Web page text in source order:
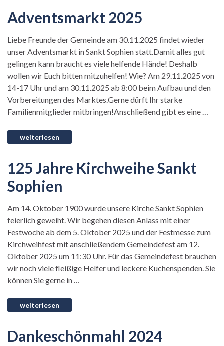
Adventsmarkt 2025
Liebe Freunde der Gemeinde am 30.11.2025 findet wieder
unser Adventsmarkt in Sankt Sophien statt.Damit alles gut
gelingen kann braucht es viele helfende Hände! Deshalb
wollen wir Euch bitten mitzuhelfen! Wie? Am 29.11.2025 von
14-17 Uhr und am 30.11.2025 ab 8:00 beim Aufbau und den
Vorbereitungen des Marktes.Gerne dürft Ihr starke
Familienmitglieder mitbringen!Anschließend gibt es eine …
125 Jahre Kirchweihe Sankt
Sophien
Am 14. Oktober 1900 wurde unsere Kirche Sankt Sophien
feierlich geweiht. Wir begehen diesen Anlass mit einer
Festwoche ab dem 5. Oktober 2025 und der Festmesse zum
Kirchweihfest mit anschließendem Gemeindefest am 12.
Oktober 2025 um 11:30 Uhr. Für das Gemeindefest brauchen
wir noch viele fleißige Helfer und leckere Kuchenspenden. Sie
können Sie gerne in …
Dankeschönmahl 2024